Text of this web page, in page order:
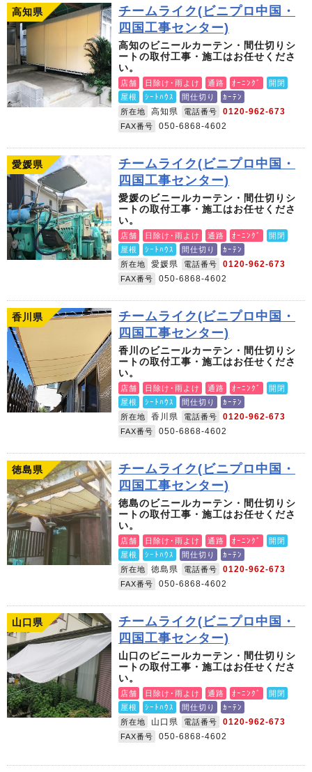
高知県
チームライク(ビニプロ中国・
四国工事センター)
高知のビニールカーテン・間仕切りシ
ートの取付工事・施工はお任せくださ
い。
店舗 日除け･雨よけ 通路 ｵｰﾆﾝｸﾞ
開閉
屋根
ｼｰﾄﾊｳｽ 間仕切り
ｶｰﾃﾝ
所在地
高知県 電話番号 0120-962-673
FAX番号 050-6868-4602
愛媛県
チームライク(ビニプロ中国・
四国工事センター)
愛媛のビニールカーテン・間仕切りシ
ートの取付工事・施工はお任せくださ
い。
店舗 日除け･雨よけ 通路 ｵｰﾆﾝｸﾞ
開閉
屋根
ｼｰﾄﾊｳｽ 間仕切り
ｶｰﾃﾝ
所在地
愛媛県 電話番号 0120-962-673
FAX番号 050-6868-4602
香川県
チームライク(ビニプロ中国・
四国工事センター)
香川のビニールカーテン・間仕切りシ
ートの取付工事・施工はお任せくださ
い。
店舗 日除け･雨よけ 通路 ｵｰﾆﾝｸﾞ
開閉
屋根
ｼｰﾄﾊｳｽ 間仕切り
ｶｰﾃﾝ
所在地
香川県 電話番号 0120-962-673
FAX番号 050-6868-4602
徳島県
チームライク(ビニプロ中国・
四国工事センター)
徳島のビニールカーテン・間仕切りシ
ートの取付工事・施工はお任せくださ
い。
店舗 日除け･雨よけ 通路 ｵｰﾆﾝｸﾞ
開閉
屋根
ｼｰﾄﾊｳｽ 間仕切り
ｶｰﾃﾝ
所在地
徳島県 電話番号 0120-962-673
FAX番号 050-6868-4602
山口県
チームライク(ビニプロ中国・
四国工事センター)
山口のビニールカーテン・間仕切りシ
ートの取付工事・施工はお任せくださ
い。
店舗 日除け･雨よけ 通路 ｵｰﾆﾝｸﾞ
開閉
屋根
ｼｰﾄﾊｳｽ 間仕切り
ｶｰﾃﾝ
所在地
山口県 電話番号 0120-962-673
FAX番号 050-6868-4602